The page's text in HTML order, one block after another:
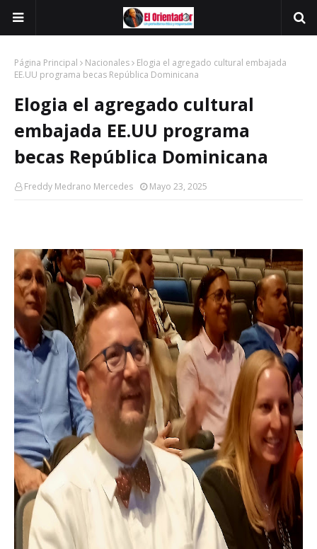
Página Principal Nacionales
Elogia el agregado cultural embajada
EE.UU programa becas República Dominicana
Elogia el agregado cultural
embajada EE.UU programa
becas República Dominicana
Freddy Medrano Mercedes Mayo 23, 2025